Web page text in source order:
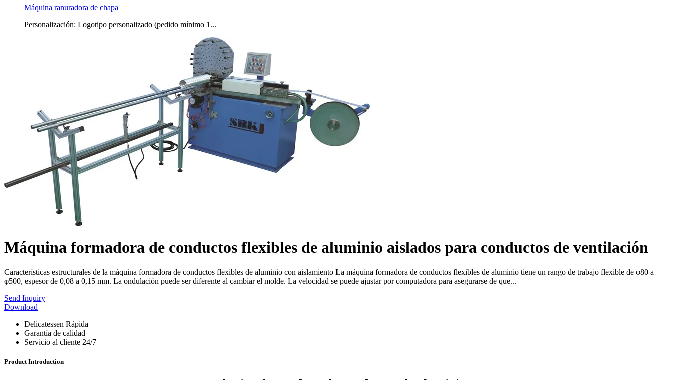
Máquina ranuradora de chapa
Personalización: Logotipo personalizado (pedido mínimo 1...
Máquina formadora de conductos flexibles de aluminio aislados para conductos de ventilación
Características estructurales de la máquina formadora de conductos flexibles de aluminio con aislamiento La máquina formadora de conductos flexibles de aluminio tiene un rango de trabajo flexible de φ80 a
φ500, espesor de 0,08 a 0,15 mm. La ondulación puede ser diferente al cambiar el molde. La velocidad se puede ajustar por computadora para asegurarse de que...
Send Inquiry
Download
Delicatessen Rápida
Garantía de calidad
Servicio al cliente 24/7
Product Introduction